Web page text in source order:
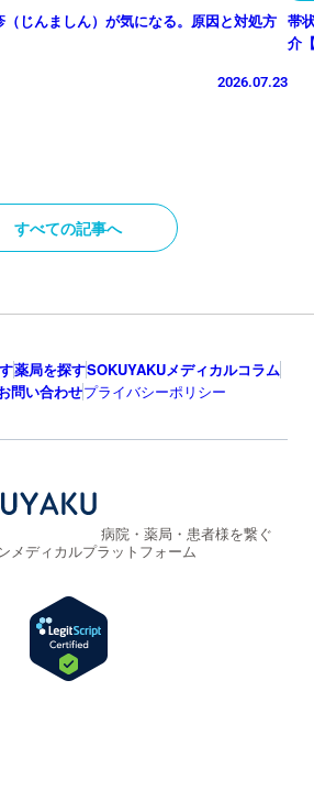
じんましん）が気になる。原因と対処方
2026.07.23
帯
介
すべての記事へ
薬局を探すSOKUYAKUメディカルコラム
問い合わせプライバシーポリシー
病院・薬局・患者様を繋ぐ
メディカルプラットフォーム